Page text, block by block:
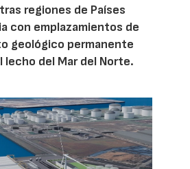
regiones de Países
con emplazamientos de
geológico permanente
lecho del Mar del Norte.